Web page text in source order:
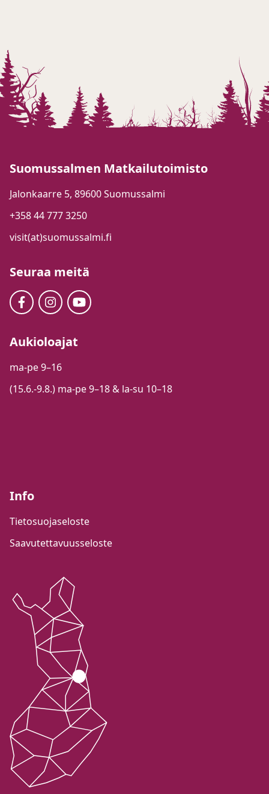
Suomussalmen Matkailutoimisto
Jalonkaarre 5, 89600 Suomussalmi
+358 44 777 3250
visit(at)suomussalmi.fi
Seuraa meitä
Aukioloajat
ma-pe 9–16
(15.6.-9.8.) ma-pe 9–18 & la-su 10–18
Info
Tietosuojaseloste
Saavutettavuusseloste